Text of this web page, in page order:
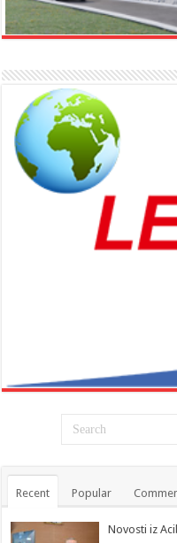
Recent Popular
Novosti iz